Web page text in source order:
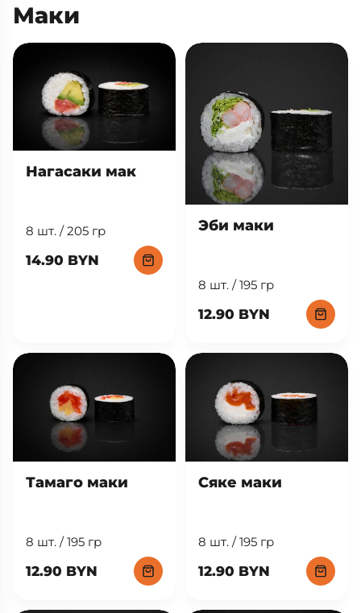
Маки
Нагасаки мак
8 шт. / 205 гр
14.90 BYN
Эби маки
8 шт. / 195 гр
12.90 BYN
Тамаго маки
8 шт. / 195 гр
12.90 BYN
Сяке маки
8 шт. / 195 гр
12.90 BYN